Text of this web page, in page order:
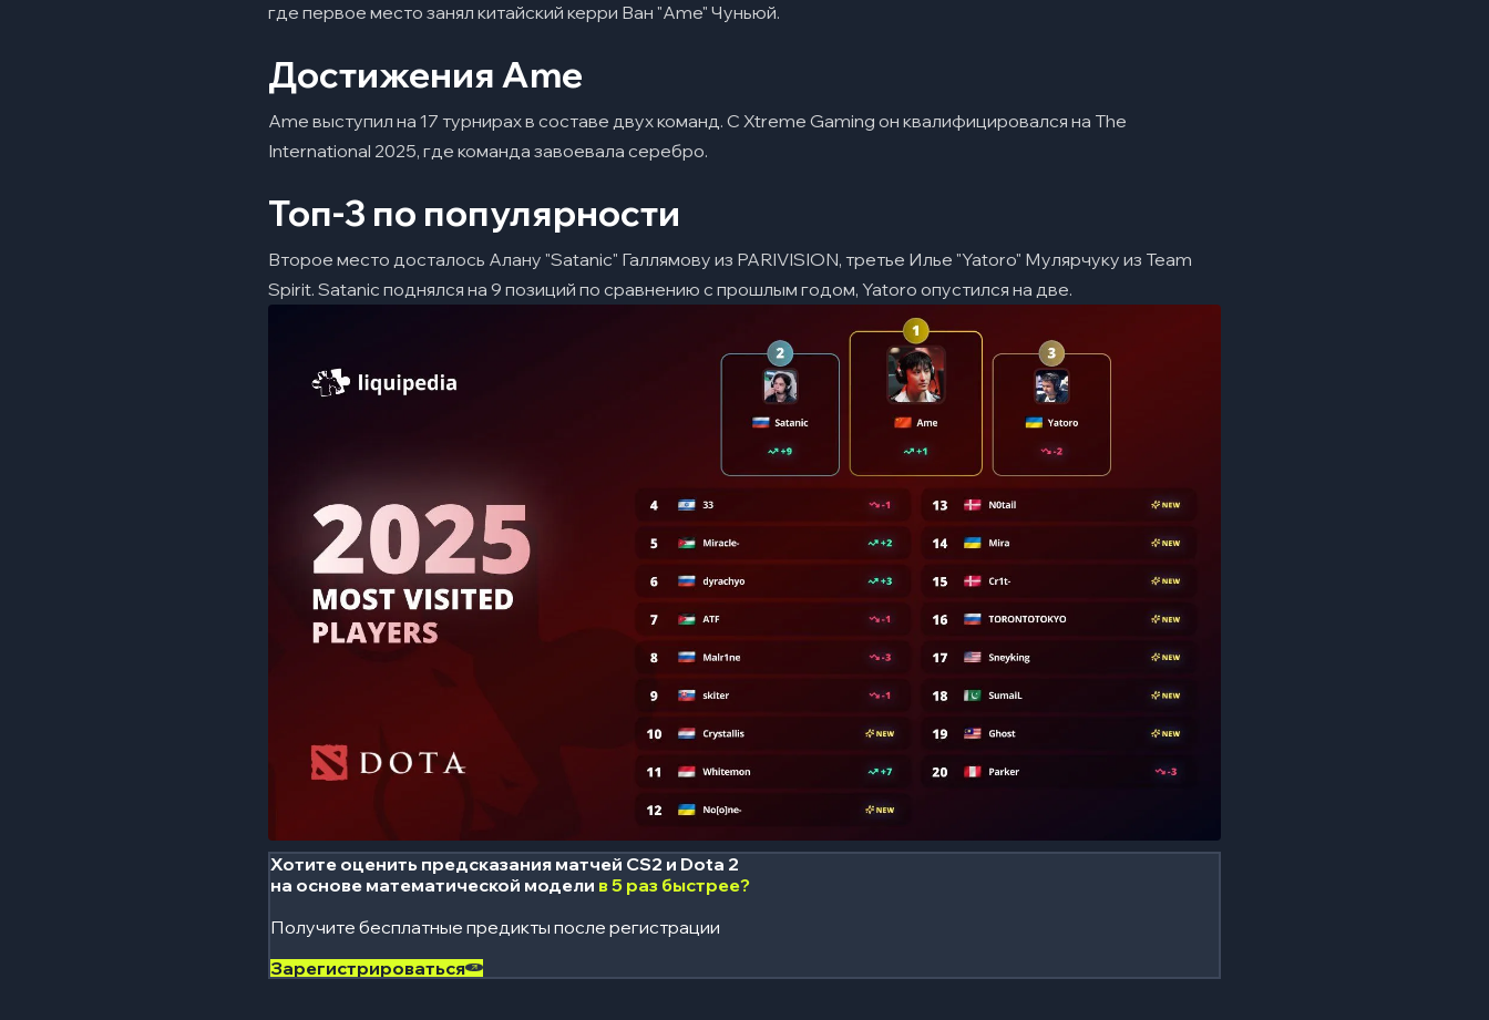
где первое место занял китайский керри Ван "Ame" Чуньюй.​
Достижения Ame
Ame выступил на 17 турнирах в составе двух команд. С Xtreme Gaming он квалифицировался на The
International 2025, где команда завоевала серебро.​
Топ-3 по популярности
Второе место досталось Алану "Satanic" Галлямову из PARIVISION, третье Илье "Yatoro" Мулярчуку из Team
Spirit. Satanic поднялся на 9 позиций по сравнению с прошлым годом, Yatoro опустился на две.
Хотите оценить предсказания матчей CS2 и Dota 2
на основе математической модели в 5 раз быстрее?
Получите бесплатные предикты после регистрации
Зарегистрироваться